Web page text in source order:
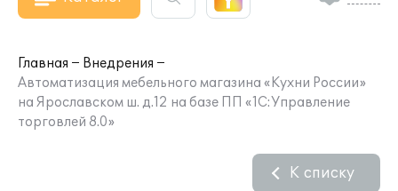
Главная
Внедрения
Автоматизация мебельного магазина «Кухни России»
на Ярославском ш. д.12 на базе ПП «1С:Управление
торговлей 8.0»
К списку